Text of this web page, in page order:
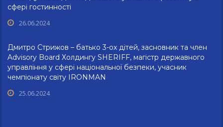
сфері гостинності
26.06.2024
Дмитро Стрижов – батько 3-ох дітей, засновник та член
Advisory Board Холдингу SHERIFF, магістр державного
управління у сфері національної безпеки, учасник
чемпіонату світу IRONMAN
25.06.2024